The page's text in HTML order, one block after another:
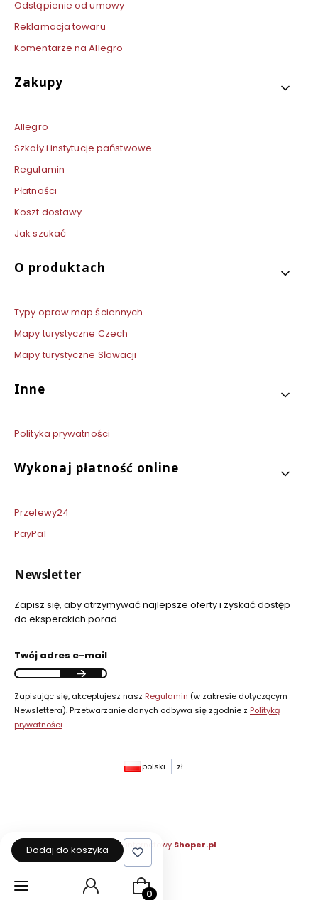
Odstąpienie od umowy
Reklamacja towaru
Komentarze na Allegro
Zakupy
Allegro
Szkoły i instytucje państwowe
Regulamin
Płatności
Koszt dostawy
Jak szukać
O produktach
Typy opraw map ściennych
Mapy turystyczne Czech
Mapy turystyczne Słowacji
Inne
Polityka prywatności
Wykonaj płatność online
Przelewy24
PayPal
Newsletter
Zapisz się, aby otrzymywać najlepsze oferty i zyskać dostęp
do eksperckich porad.
Twój adres e-mail
Zapisując się, akceptujesz nasz Regulamin (w zakresie dotyczącym
Newslettera). Przetwarzanie danych odbywa się zgodnie z Polityką
prywatności.
polski zł
Sklep internetowy Shoper.pl
Dodaj do koszyka
Produkty w koszyku: 0. Zobacz